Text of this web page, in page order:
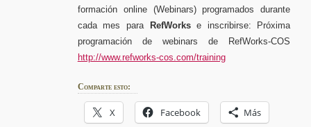
formación online (Webinars) programados durante
cada mes para
RefWorkse inscribirse: Próxima
programación de webinars de RefWorks-COS
http://www.refworks-cos.com/training
Comparte esto:
X Facebook Más